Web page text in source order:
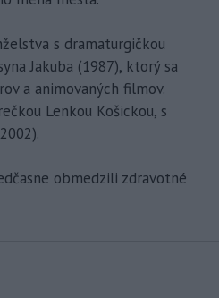
s dramaturgičkou
Jakuba (1987), ktorý sa
a animovaných filmov.
Lenkou Košickou, s
obmedzili zdravotné